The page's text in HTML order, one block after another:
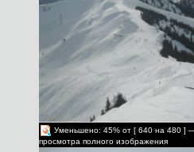
Уменьшено: 45% от [ 640 на 480 ]
просмотра полного изображения